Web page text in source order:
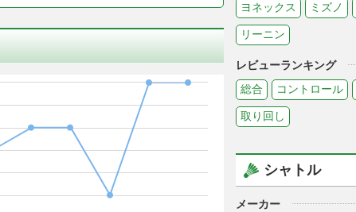
ヨネックス
ミズノ
リーニン
レビューランキング
総合
コントロール
取り回し
シャトル
メーカー